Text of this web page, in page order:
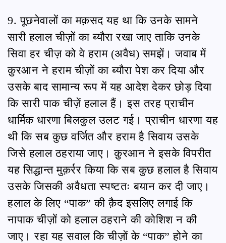
9. पूछनेवालों का मक़सद यह था कि उनके सामने
सारी हलाल चीज़ों का ब्यौरा रखा जाए ताकि उनके
सिवा हर चीज़ को वे हराम (अवैध) समझें। जवाब में
क़ुरआन ने हराम चीज़ों का ब्यौरा पेश कर दिया और
उसके बाद सामान्य रूप में यह आदेश देकर छोड़ दिया
कि सारी पाक चीज़ें हलाल हैं। इस तरह प्राचीन
धार्मिक धारणा बिलकुल उलट गई। प्राचीन धारणा यह
थी कि सब कुछ वर्जित और हराम है सिवाय उसके
जिसे हलाल ठहराया जाए। क़ुरआन ने इसके विपरीत
यह सिद्धान्त मुक़र्रर किया कि सब कुछ हलाल है सिवाय
उसके जिसकी अवैधता स्पष्टतः बयान कर दी जाए।
हलाल के लिए “पाक” की क़ैद इसलिए लगाई कि
नापाक चीज़ों को हलाल ठहराने की कोशिश न की
जाए। रहा यह सवाल कि चीज़ों के “पाक” होने का